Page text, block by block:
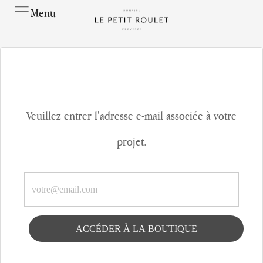
Menu
Veuillez entrer l'adresse e-mail associée à votre
projet.